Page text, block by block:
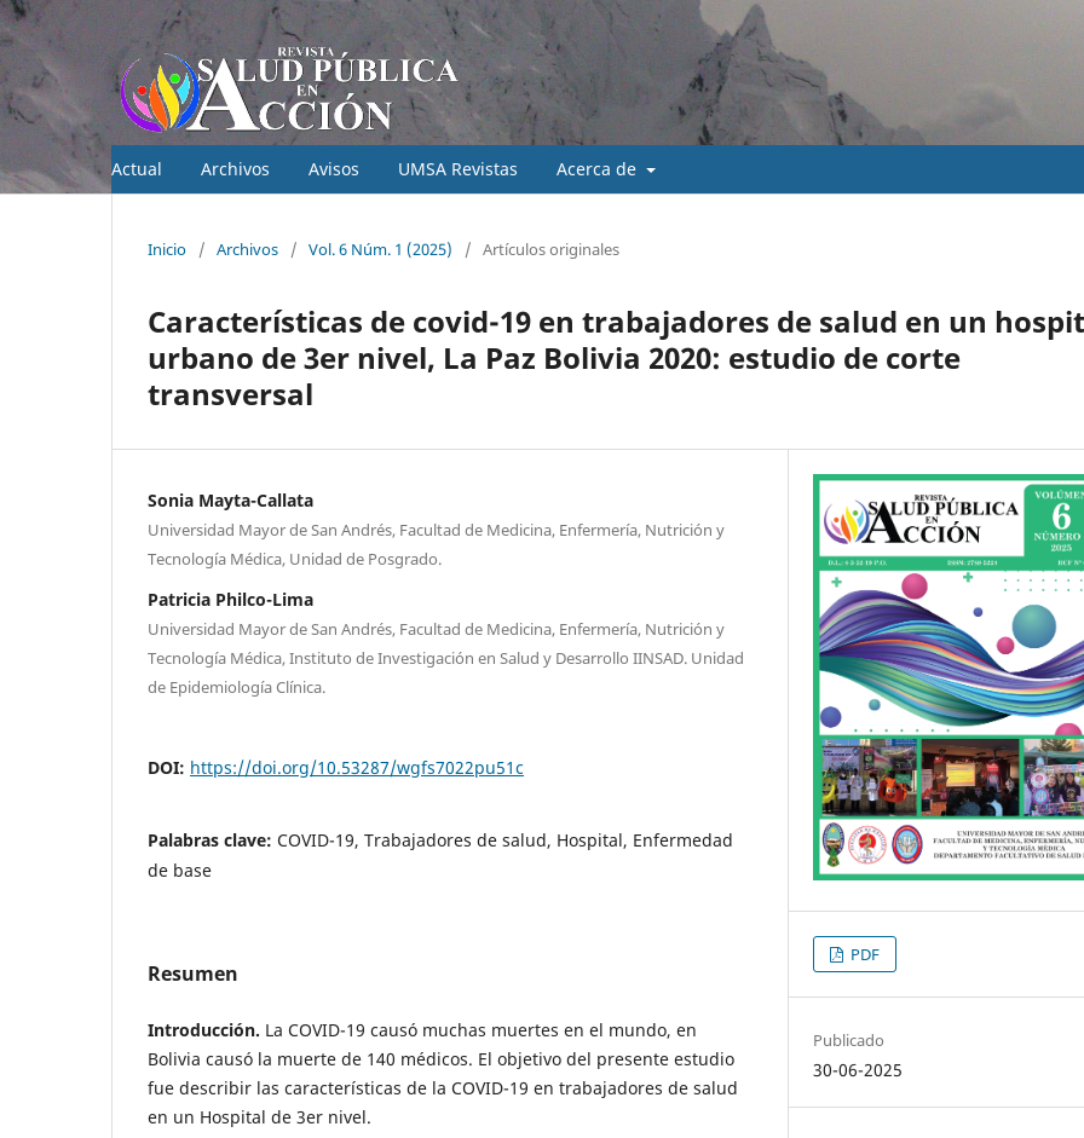
Actual Archivos Avisos UMSA Revistas Acerca de
Inicio / Archivos / Vol. 6 Núm. 1 (2025) / Artículos originales
Características de covid-19 en trabajadores de salud en un
urbano de 3er nivel, La Paz Bolivia 2020: estudio de corte
transversal
Sonia Mayta-Callata
Universidad Mayor de San Andrés, Facultad de Medicina, Enfermería, Nutrición y
Tecnología Médica, Unidad de Posgrado.
Patricia Philco-Lima
Universidad Mayor de San Andrés, Facultad de Medicina, Enfermería, Nutrición y
Tecnología Médica, Instituto de Investigación en Salud y Desarrollo IINSAD. Unidad
de Epidemiología Clínica.
DOI: https://doi.org/10.53287/wgfs7022pu51c
Palabras clave: COVID-19, Trabajadores de salud, Hospital, Enfermedad
de base
Resumen
Introducción. La COVID-19 causó muchas muertes en el mundo, en
Bolivia causó la muerte de 140 médicos. El objetivo del presente estudio
fue describir las características de la COVID-19 en trabajadores de salud
en un Hospital de 3er nivel.
PDF
Publicado
30-06-2025